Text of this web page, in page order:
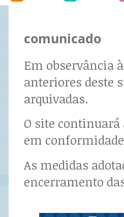
comunicado
Em observância
anteriores deste
arquivadas.
O site
em
As medidas
encerramento